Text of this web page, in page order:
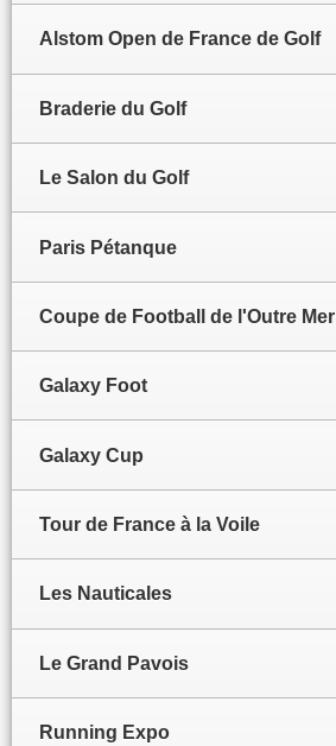
Alstom Open de France de Golf
Braderie du Golf
Le Salon du Golf
Paris Pétanque
Coupe de Football de l'Outre Mer
Galaxy Foot
Galaxy Cup
Tour de France à la Voile
Les Nauticales
Le Grand Pavois
Running Expo